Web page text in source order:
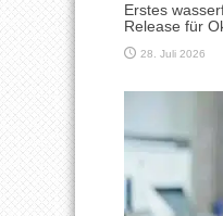
Erstes
Release für
28. Juli 2026